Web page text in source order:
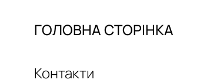
ГОЛОВНА СТОРІНКА
Контакти